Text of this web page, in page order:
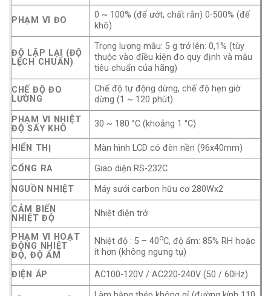
PHẠM VI ĐO
0 ~ 100% (đế ướt, chất rắn) 0-500% (đế
khô)
ĐỘ LẶP LẠI (ĐỘ
LỆCH CHUẨN)
Trọng lượng mẫu: 5 g trở lên: 0,1% (tùy
thuộc vào điều kiện đo quy định và mẫu
tiêu chuẩn của hãng)
CHẾ ĐỘ ĐO
LƯỜNG
Chế độ tự động dừng, chế độ hẹn giờ
dừng (1 ~ 120 phút)
PHẠM VI NHIỆT
ĐỘ SẤY KHÔ
30 ~ 180 °C (khoảng 1 °C)
HIỂN THỊ
Màn hình LCD có đèn nền (96x40mm)
CỔNG RA
Giao diện RS-232C
NGUỒN NHIỆT
Máy sưởi carbon hữu cơ 280Wx2
CẢM BIẾN
NHIỆT ĐỘ
Nhiệt điện trở
PHẠM VI HOẠT
ĐỘNG NHIỆT
ĐỘ, ĐỘ ẨM
Nhiệt độ : 5 – 40oC, độ ẩm: 85% RH hoặc
ít hơn (không ngưng tụ)
ĐIỆN ÁP AC100-120V / AC220-240V (50 / 60Hz)